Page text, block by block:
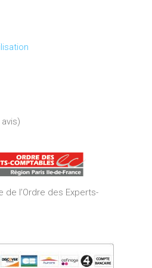
l’Ordre des Experts-